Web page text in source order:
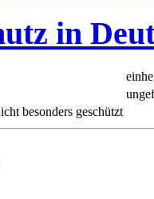
in
besonders geschützt